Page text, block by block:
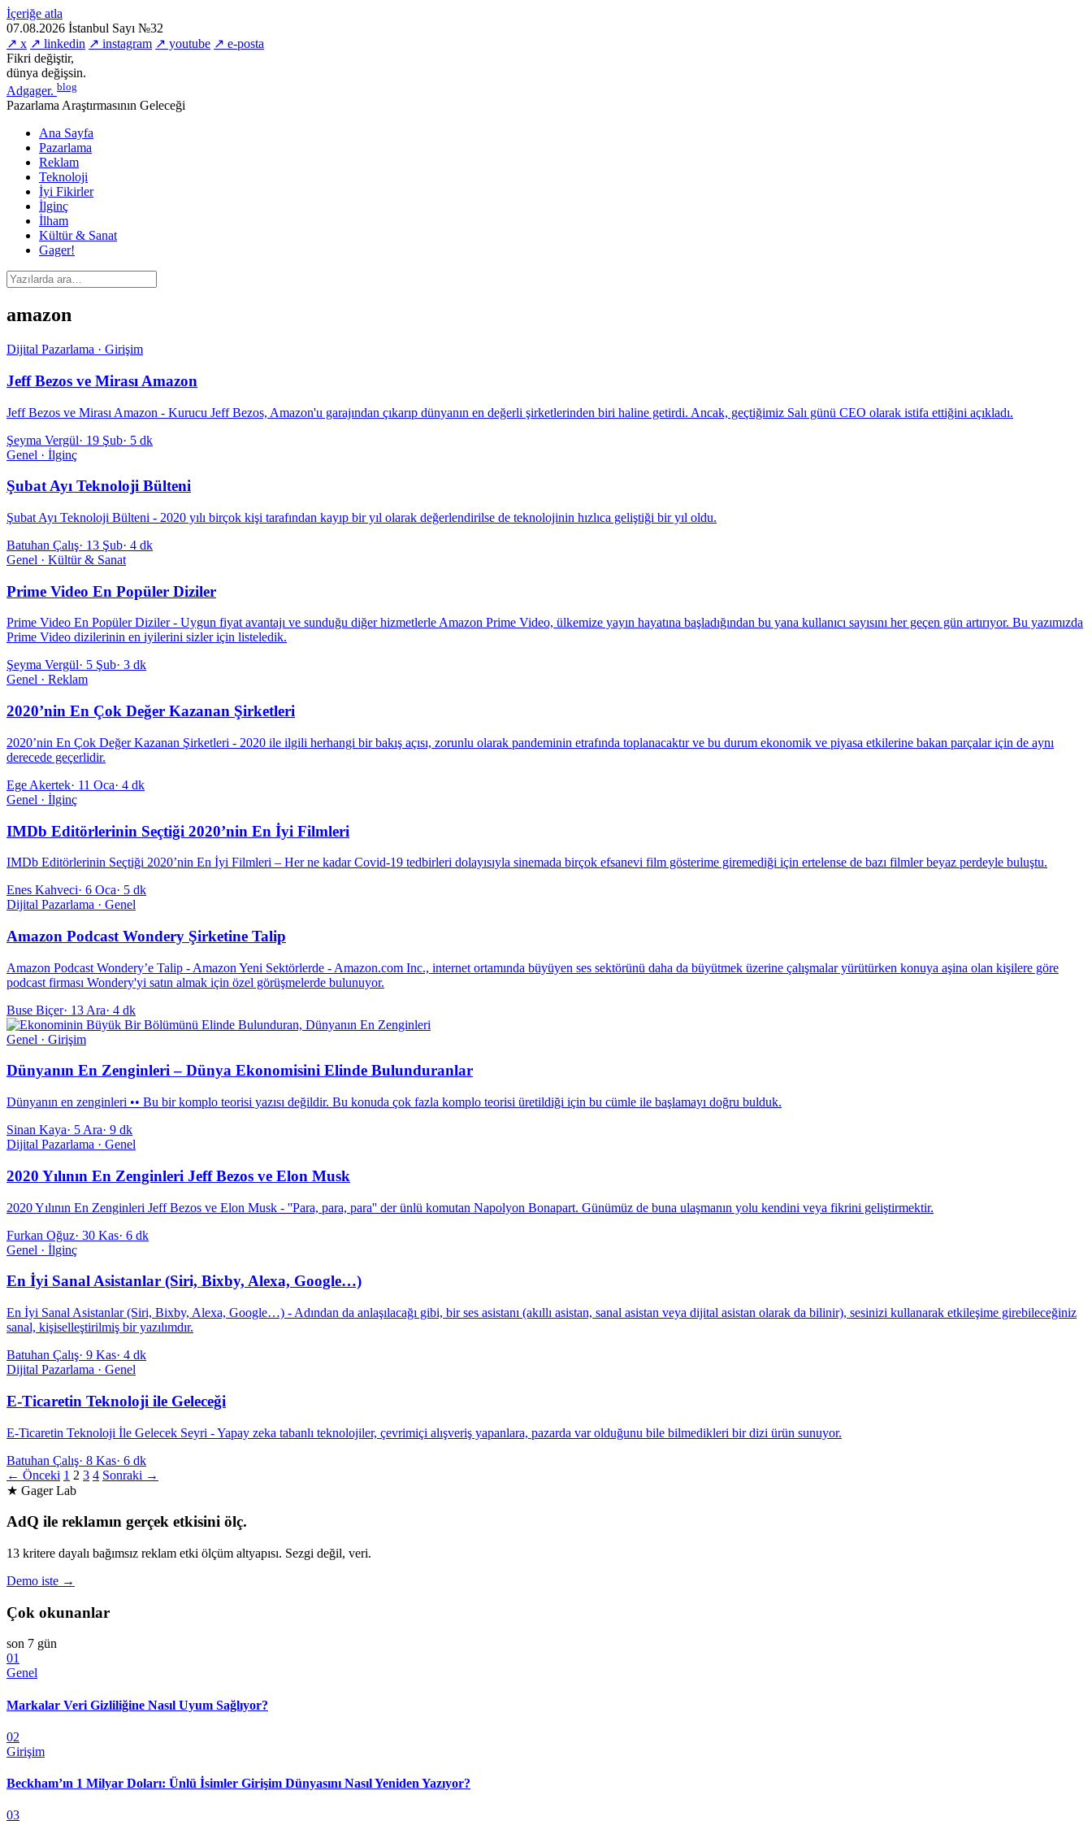
İçeriğe atla
07.08.2026 İstanbul Sayı №32
↗ x ↗ linkedin ↗ instagram ↗ youtube ↗ e-posta
Fikri değiştir,
dünya değişsin.
Adgager. blog
Pazarlama Araştırmasının Geleceği
Ana Sayfa
Pazarlama
Reklam
Teknoloji
İyi Fikirler
İlginç
İlham
Kültür & Sanat
Gager!
amazon
Dijital Pazarlama · Girişim
Jeff Bezos ve Mirası Amazon
Jeff Bezos ve Mirası Amazon - Kurucu Jeff Bezos, Amazon'u garajından çıkarıp dünyanın en değerli şirketlerinden biri haline getirdi. Ancak, geçtiğimiz Salı günü CEO olarak istifa ettiğini açıkladı.
Şeyma Vergül· 19 Şub· 5 dk
Genel · İlginç
Şubat Ayı Teknoloji Bülteni
Şubat Ayı Teknoloji Bülteni - 2020 yılı birçok kişi tarafından kayıp bir yıl olarak değerlendirilse de teknolojinin hızlıca geliştiği bir yıl oldu.
Batuhan Çalış· 13 Şub· 4 dk
Genel · Kültür & Sanat
Prime Video En Popüler Diziler
Prime Video En Popüler Diziler - Uygun fiyat avantajı ve sunduğu diğer hizmetlerle Amazon Prime Video, ülkemize yayın hayatına başladığından bu yana kullanıcı sayısını her geçen gün artırıyor. Bu yazımızda
Prime Video dizilerinin en iyilerini sizler için listeledik.
Şeyma Vergül· 5 Şub· 3 dk
Genel · Reklam
2020’nin En Çok Değer Kazanan Şirketleri
2020’nin En Çok Değer Kazanan Şirketleri - 2020 ile ilgili herhangi bir bakış açısı, zorunlu olarak pandeminin etrafında toplanacaktır ve bu durum ekonomik ve piyasa etkilerine bakan parçalar için de aynı
derecede geçerlidir.
Ege Akertek· 11 Oca· 4 dk
Genel · İlginç
IMDb Editörlerinin Seçtiği 2020’nin En İyi Filmleri
IMDb Editörlerinin Seçtiği 2020’nin En İyi Filmleri – Her ne kadar Covid-19 tedbirleri dolayısıyla sinemada birçok efsanevi film gösterime giremediği için ertelense de bazı filmler beyaz perdeyle buluştu.
Enes Kahveci· 6 Oca· 5 dk
Dijital Pazarlama · Genel
Amazon Podcast Wondery Şirketine Talip
Amazon Podcast Wondery’e Talip - Amazon Yeni Sektörlerde - Amazon.com Inc., internet ortamında büyüyen ses sektörünü daha da büyütmek üzerine çalışmalar yürütürken konuya aşina olan kişilere göre
podcast firması Wondery'yi satın almak için özel görüşmelerde bulunuyor.
Buse Biçer· 13 Ara· 4 dk
Genel · Girişim
Dünyanın En Zenginleri – Dünya Ekonomisini Elinde Bulunduranlar
Dünyanın en zenginleri •• Bu bir komplo teorisi yazısı değildir. Bu konuda çok fazla komplo teorisi üretildiği için bu cümle ile başlamayı doğru bulduk.
Sinan Kaya· 5 Ara· 9 dk
Dijital Pazarlama · Genel
2020 Yılının En Zenginleri Jeff Bezos ve Elon Musk
2020 Yılının En Zenginleri Jeff Bezos ve Elon Musk - ''Para, para, para'' der ünlü komutan Napolyon Bonapart. Günümüz de buna ulaşmanın yolu kendini veya fikrini geliştirmektir.
Furkan Oğuz· 30 Kas· 6 dk
Genel · İlginç
En İyi Sanal Asistanlar (Siri, Bixby, Alexa, Google…)
En İyi Sanal Asistanlar (Siri, Bixby, Alexa, Google…) - Adından da anlaşılacağı gibi, bir ses asistanı (akıllı asistan, sanal asistan veya dijital asistan olarak da bilinir), sesinizi kullanarak etkileşime girebileceğiniz
sanal, kişiselleştirilmiş bir yazılımdır.
Batuhan Çalış· 9 Kas· 4 dk
Dijital Pazarlama · Genel
E-Ticaretin Teknoloji ile Geleceği
E-Ticaretin Teknoloji İle Gelecek Seyri - Yapay zeka tabanlı teknolojiler, çevrimiçi alışveriş yapanlara, pazarda var olduğunu bile bilmedikleri bir dizi ürün sunuyor.
Batuhan Çalış· 8 Kas· 6 dk
← Önceki 1 2 3 4 Sonraki →
★ Gager Lab
AdQ ile reklamın gerçek etkisini ölç.
13 kritere dayalı bağımsız reklam etki ölçüm altyapısı. Sezgi değil, veri.
Demo iste →
Çok okunanlar
son 7 gün
01
Genel
Markalar Veri Gizliliğine Nasıl Uyum Sağlıyor?
02
Girişim
Beckham’ın 1 Milyar Doları: Ünlü İsimler Girişim Dünyasını Nasıl Yeniden Yazıyor?
03